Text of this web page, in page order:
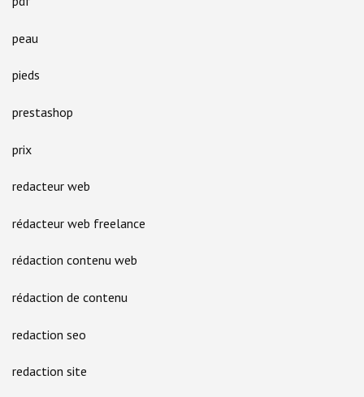
peau
pieds
prestashop
prix
redacteur web
rédacteur web freelance
rédaction contenu web
rédaction de contenu
redaction seo
redaction site